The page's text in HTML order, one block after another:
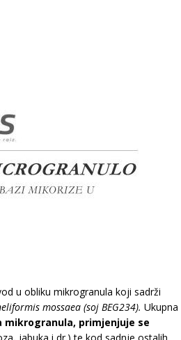
u obliku mikrogranula koji sadrži
mossaea (soj BEG234). Ukupna
mikrogranula, primjenjuje se